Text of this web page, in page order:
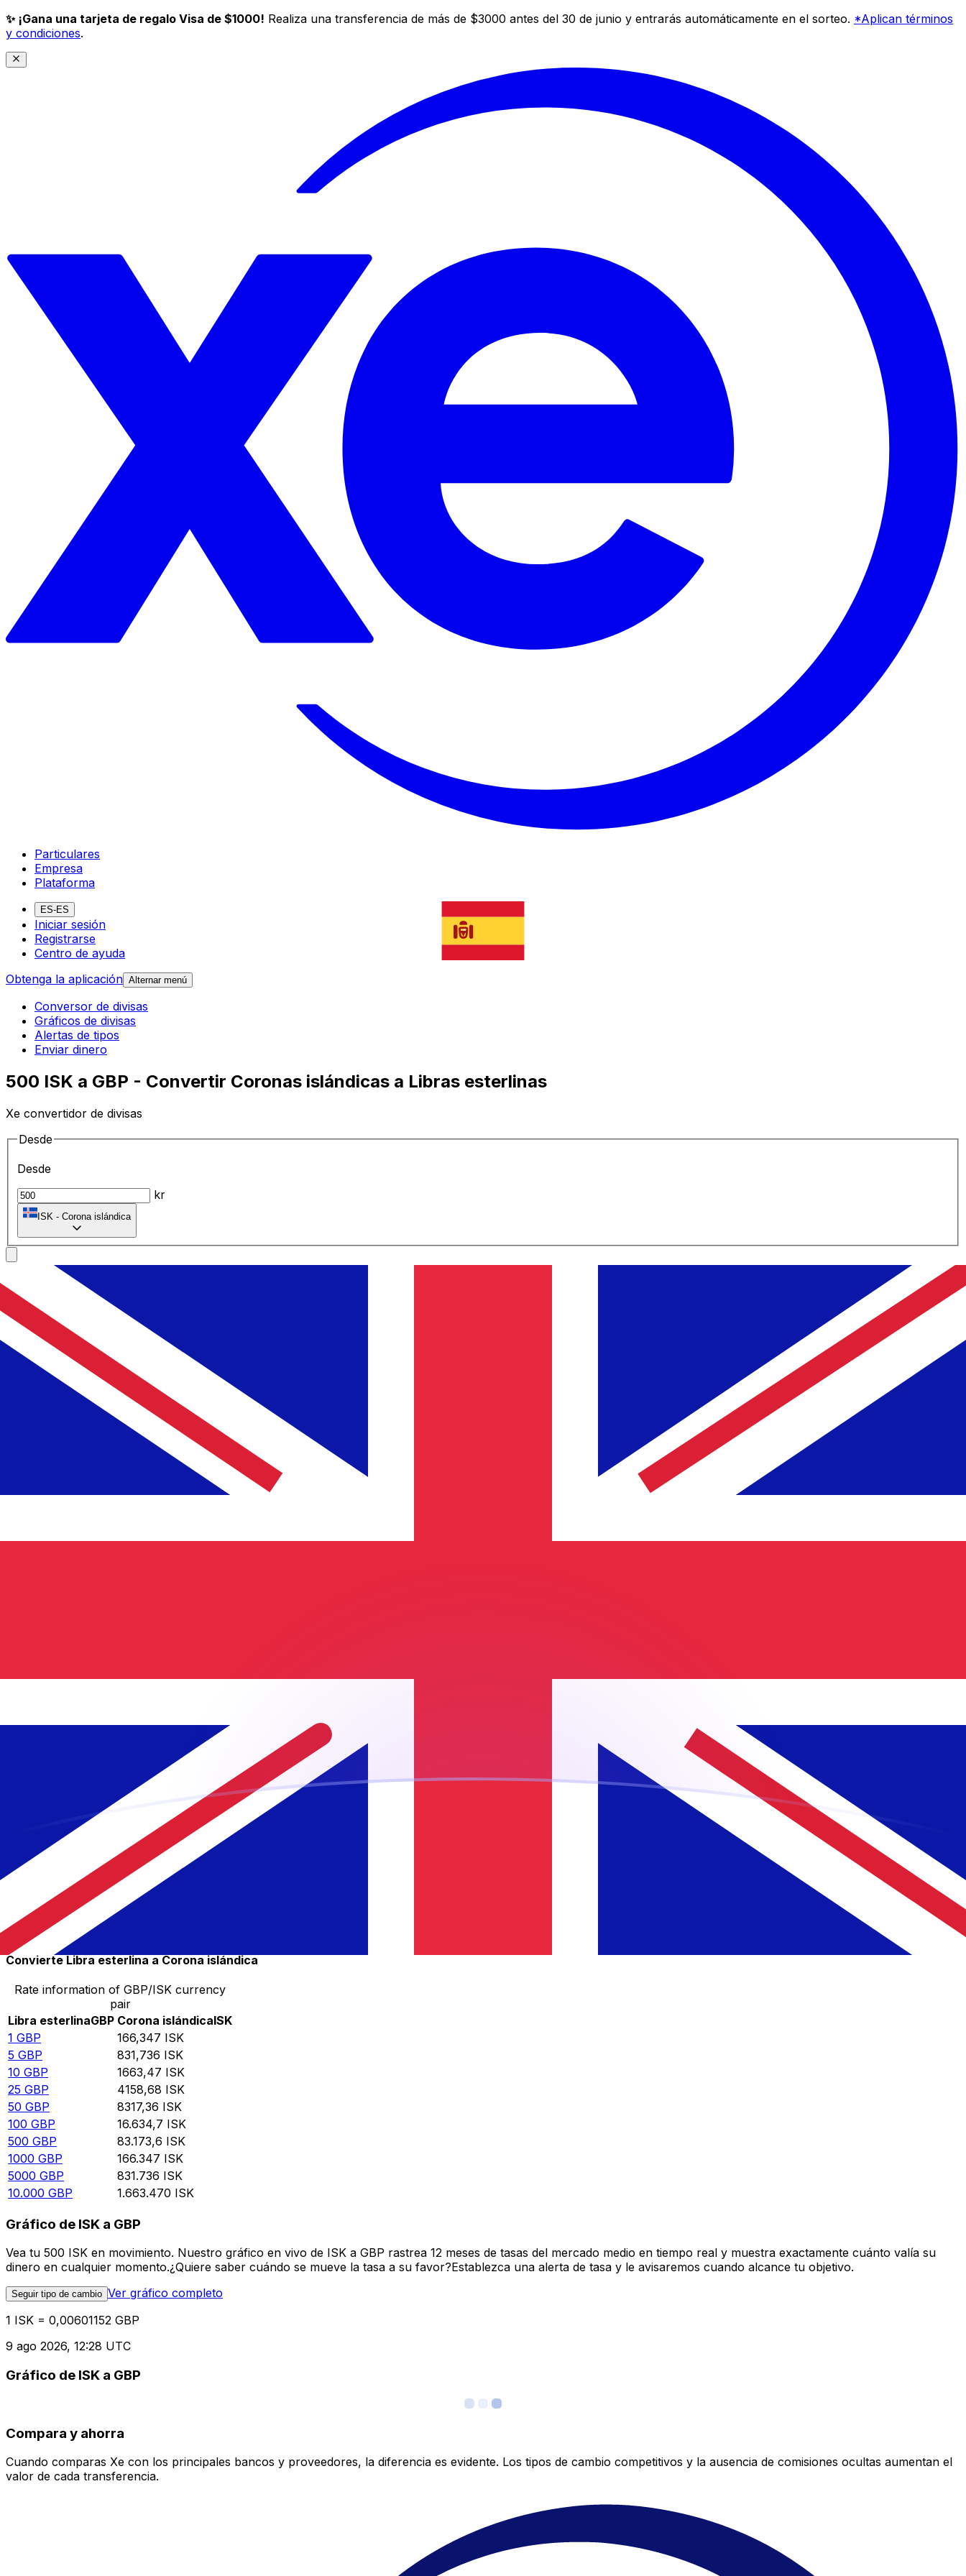
✨ ¡Gana una tarjeta de regalo Visa de $1000! Realiza una transferencia de más de $3000 antes del 30 de junio y entrarás automáticamente en el sorteo. *Aplican términos
y condiciones.
Particulares
Empresa
Plataforma
ES-ES
Iniciar sesión
Registrarse
Centro de ayuda
Obtenga la aplicación Alternar menú
Conversor de divisas
Gráficos de divisas
Alertas de tipos
Enviar dinero
500 ISK a GBP - Convertir Coronas islándicas a Libras esterlinas
Xe convertidor de divisas
Desde
Desde
kr
ISK - Corona islándica
A
GBP Libra esterlina
0,006011
GBP
Tasa del mercado medio a las 12:28 UTC
Habla con un experto en divisas hoy.
Podemos superar las tasas de los competidores.
Programar una llamada
para ver los tipos de cambio de envío
Rate information of ISK/GBP currency
Libra esterlina
0,00601152
0,0300576
GBP
GBP
0,150288
GBP
0,300576 GBP
100 ISK 0,601152
GBP
500
3,00576 GBP
ISK 6,01152
5000 ISK 30,0576
10.000 ISK
Convierte Libra esterlina a Corona islándica
Rate information of GBP/ISK currency
pair
Libra esterlinaGBP Corona islándicaISK
1 GBP 166,347 ISK
5 GBP 831,736 ISK
10 GBP 1663,47 ISK
25 GBP 4158,68 ISK
50 GBP 8317,36 ISK
100 GBP 16.634,7 ISK
500 GBP 83.173,6 ISK
1000 GBP 166.347 ISK
5000 GBP 831.736 ISK
10.000 GBP 1.663.470 ISK
Gráfico de ISK a GBP
Vea tu 500 ISK en movimiento. Nuestro gráfico en vivo de ISK a GBP rastrea 12 meses de tasas del mercado medio en tiempo real y muestra exactamente cuánto valía su
dinero en cualquier momento.¿Quiere saber cuándo se mueve la tasa a su favor?Establezca una alerta de tasa y le avisaremos cuando alcance tu objetivo.
Seguir tipo de cambio Ver gráfico completo
1 ISK = 0,00601152 GBP
9 ago 2026, 12:28 UTC
Gráfico de ISK a GBP
Compara y ahorra
Cuando comparas Xe con los principales bancos y proveedores, la diferencia es evidente. Los tipos de cambio competitivos y la ausencia de comisiones ocultas aumentan el
valor de cada transferencia.